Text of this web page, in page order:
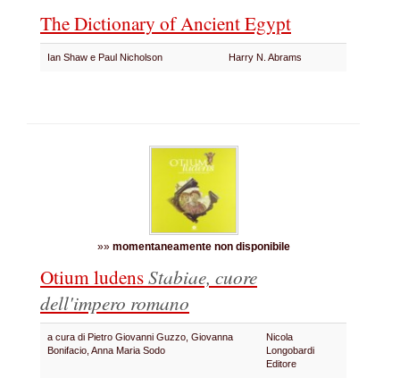
The Dictionary of Ancient Egypt
Ian Shaw e Paul Nicholson Harry N. Abrams
»» momentaneamente non disponibile
Otium ludensStabiae, cuore
dell'impero romano
a cura di Pietro Giovanni Guzzo, Giovanna
Bonifacio, Anna Maria Sodo
Nicola
Longobardi
Editore